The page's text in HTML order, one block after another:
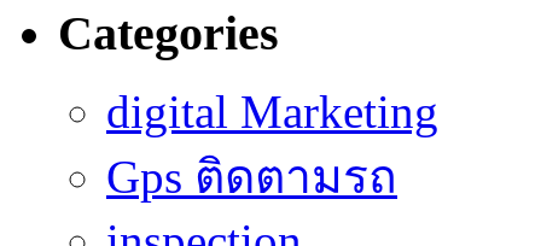
Categories
digital Marketing
Gps ติดตามรถ